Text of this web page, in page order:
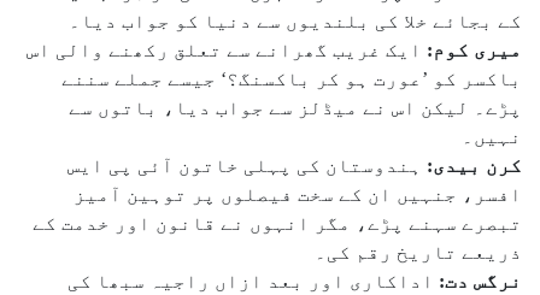
کے بجائے خلا کی بلندیوں سے دنیا کو جواب دیا۔
میری کوم: ایک غریب گھرانے سے تعلق رکھنے والی اس
باکسر کو ’عورت ہو کر باکسنگ؟‘ جیسے جملے سننے
پڑے۔ لیکن اس نے میڈلز سے جواب دیا، باتوں سے
نہیں۔
کرن بیدی: ہندوستان کی پہلی خاتون آئی پی ایس
افسر، جنہیں ان کے سخت فیصلوں پر توہین آمیز
تبصرے سہنے پڑے، مگر انہوں نے قانون اور خدمت کے
ذریعے تاریخ رقم کی۔
نرگس دت: اداکاری اور بعد ازاں راجیہ سبھا کی